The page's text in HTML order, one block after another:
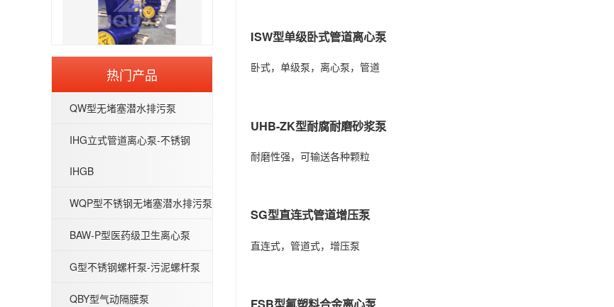
IHG立式管道离心泵-不锈钢IHGB
BAW-P型医药级卫生离心泵
热门产品
QW型无堵塞潜水排污泵
IHG立式管道离心泵-不锈钢
IHGB
WQP型不锈钢无堵塞潜水排污泵
BAW-P型医药级卫生离心泵
G型不锈钢螺杆泵-污泥螺杆泵
QBY型气动隔膜泵
ISW型单级卧式管道离心泵
卧式，单级泵，离心泵，管道
UHB-ZK型耐腐耐磨砂浆泵
耐磨性强，可输送各种颗粒
SG型直连式管道增压泵
直连式，管道式，增压泵